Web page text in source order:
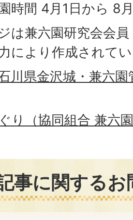
時間 4月1日から 8
は兼六園研究会会
により作成されて
川県金沢城・兼六
り（協同組合 兼六
事に関する